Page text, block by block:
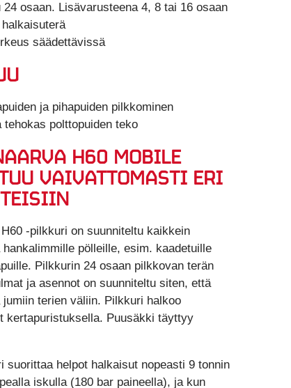
24 osaan. Lisävarusteena 4, 8 tai 16 osaan
säädettävissä
ja pihapuiden pilkkominen
tehokas polttopuiden teko
H60 MOBILE
VAIVATTOMASTI ERI
-pilkkuri on suunniteltu kaikkein
pölleille, esim. kaadetuille
Pilkkurin 24 osaan pilkkovan terän
ja asennot on suunniteltu siten, että
jumiin terien väliin. Pilkkuri halkoo
kertapuristuksella. Puusäkki täyttyy
suorittaa helpot halkaisut nopeasti 9 tonnin
iskulla (180 bar paineella), ja kun